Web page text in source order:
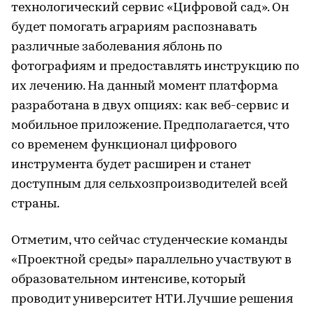
технологический сервис «Цифровой сад». Он
будет помогать аграриям распознавать
различные заболевания яблонь по
фотографиям и предоставлять инструкцию по
их лечению. На данный момент платформа
разработана в двух опциях: как веб-сервис и
мобильное приложение. Предполагается, что
со временем функционал цифрового
инструмента будет расширен и станет
доступным для сельхозпроизводителей всей
страны.
Отметим, что сейчас студенческие команды
«Проектной среды» параллельно участвуют в
образовательном интенсиве, который
проводит университет НТИ. Лучшие решения